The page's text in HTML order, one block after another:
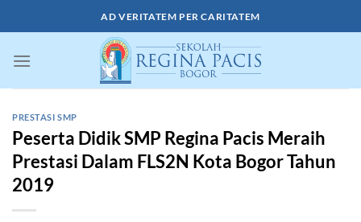
to
AD VERITATEM PER CARITATEM
PRESTASI SMP
Peserta Didik SMP Regina Pacis Meraih
Prestasi Dalam FLS2N Kota Bogor Tahun
2019